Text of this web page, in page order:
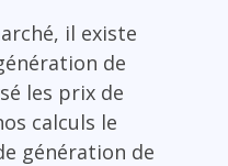
il existe
de
les prix de
calculs le
génération de